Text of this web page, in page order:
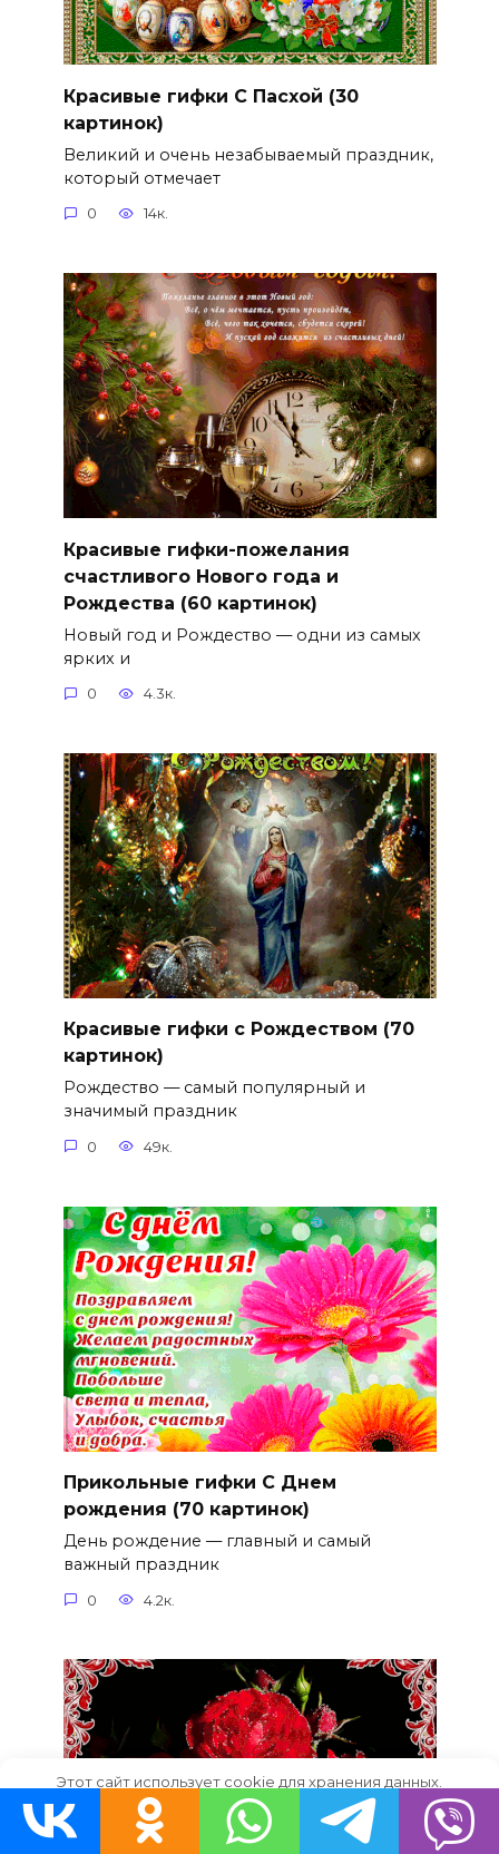
Красивые гифки С Пасхой (30
картинок)
Великий и очень незабываемый праздник,
который отмечает
0 14к.
Красивые гифки-пожелания
счастливого Нового года и
Рождества (60 картинок)
Новый год и Рождество — одни из самых
ярких и
0 4.3к.
Красивые гифки с Рождеством (70
картинок)
Рождество — самый популярный и
значимый праздник
0 49к.
Прикольные гифки С Днем
рождения (70 картинок)
День рождение — главный и самый
важный праздник
0 4.2к.
Этот сайт использует cookie для хранения данных.
Продолжая использовать сайт, Вы даете свое согласие на
работу с этими файлами.
OK